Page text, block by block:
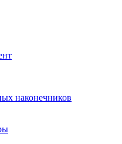
наконечников